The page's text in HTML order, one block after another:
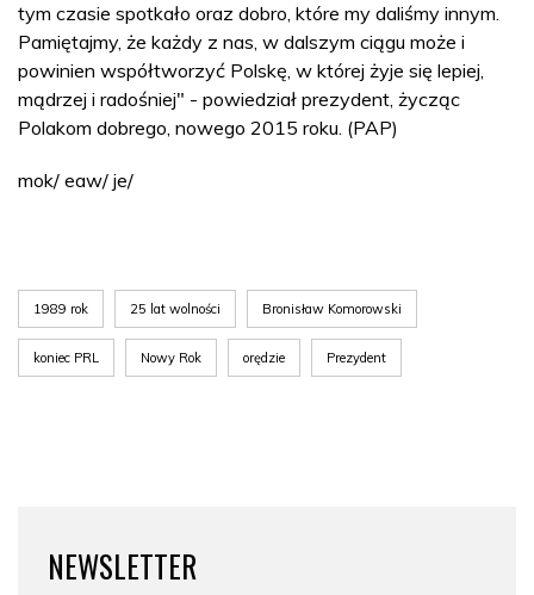
tym czasie spotkało oraz dobro, które my daliśmy innym.
Pamiętajmy, że każdy z nas, w dalszym ciągu może i
powinien współtworzyć Polskę, w której żyje się lepiej,
mądrzej i radośniej" - powiedział prezydent, życząc
Polakom dobrego, nowego 2015 roku. (PAP)
mok/ eaw/ je/
1989 rok 25 lat wolności Bronisław Komorowski
koniec PRL Nowy Rok orędzie Prezydent
NEWSLETTER